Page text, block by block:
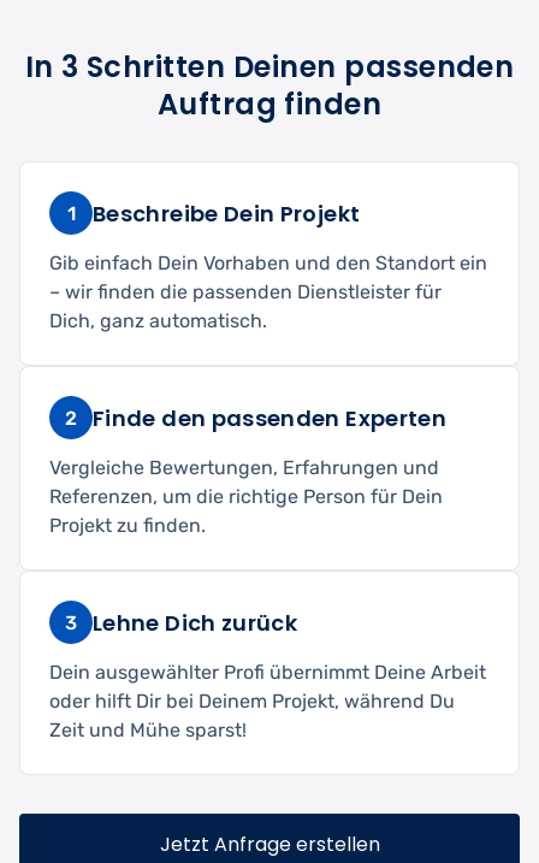
In 3 Schritten Deinen passenden
Auftrag finden
1 Beschreibe Dein Projekt
Gib einfach Dein Vorhaben und den Standort ein
– wir finden die passenden Dienstleister für
Dich, ganz automatisch.
2 Finde den passenden Experten
Vergleiche Bewertungen, Erfahrungen und
Referenzen, um die richtige Person für Dein
Projekt zu finden.
3 Lehne Dich zurück
Dein ausgewählter Profi übernimmt Deine Arbeit
oder hilft Dir bei Deinem Projekt, während Du
Zeit und Mühe sparst!
Jetzt Anfrage erstellen